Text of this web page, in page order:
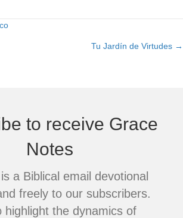
Tu Jardín de Virtudes →
to receive Grace
Notes
a Biblical email devotional
freely to our subscribers.
highlight the dynamics of